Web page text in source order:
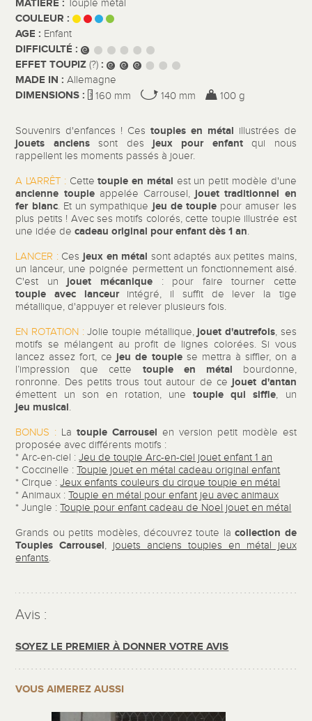
MATIÈRE : Toupie métal
COULEUR :
AGE : Enfant
DIFFICULTÉ :
EFFET TOUPIZ(?) :
MADE IN :Allemagne
DIMENSIONS : 160 mm 140 mm 100 g
Souvenirs d'enfances ! Ces toupies en métal illustrées de
jouets ancienssont des jeux pour enfantqui nous
rappellent les moments passés à jouer.
A L'ARRÊT :Cettetoupie en métal est un petit modèle d'une
ancienne toupieappelée Carrousel, jouet traditionnel en
fer blanc. Et un sympathique jeu de toupiepour amuser les
plus petits ! Avec ses motifs colorés, cette toupie illustrée est
une idée decadeau original pour enfant dès 1 an.
LANCER : Ces jeux en métal sont adaptés aux petites mains,
un lanceur, une poignée permettent un fonctionnement aisé.
C'est un jouet mécanique: pour faire tourner cette
toupie avec lanceurintégré, il suffit de lever la tige
métallique, d'appuyer et relever plusieurs fois.
EN ROTATION :Jolie toupie métallique, jouet d'autrefois, ses
motifs se mélangent au profit de lignes colorées. Si vous
lancez assez fort, ce jeu de toupie se mettra à siffler, on a
l’impression que cette toupie en métal bourdonne,
ronronne. Des petits trous tout autour de ce jouet d'antan
émettent un son en rotation, unetoupie qui siffle, un
jeu musical.
BONUS : Latoupie Carrousel en version petit modèle est
proposée avec différents motifs :
* Arc-en-ciel :Jeu de toupie Arc-en-ciel jouet enfant 1 an
* Coccinelle :Toupie jouet en métal cadeau original enfant
* Cirque :Jeux enfants couleurs du cirque toupie en métal
* Animaux :Toupie en métal pour enfant jeu avec animaux
* Jungle :Toupie pour enfant cadeau de Noel jouet en métal
Grands ou petits modèles, découvrez toute lacollection de
Toupies Carrousel, jouets anciens toupies en métal jeux
enfants.
Avis :
SOYEZ LE PREMIER À DONNER VOTRE AVIS
VOUS AIMEREZ AUSSI